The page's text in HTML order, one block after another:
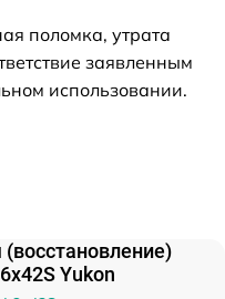
поломка, утрата
заявленным
использовании.
Yukon